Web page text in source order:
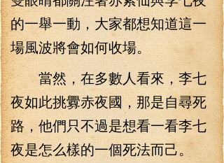
的一舉一動，大家都想知道這一
場風波將會如何收場。
當然，在多數人看來，李七
夜如此挑釁赤夜國，那是自尋死
路，他們只不過是想看一看李七
夜是怎么樣的一個死法而己。